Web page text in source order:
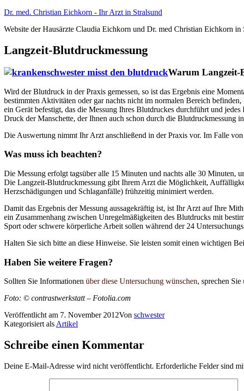
Zum
springen
Dr. med. Christian Eichkorn - Ihr Arzt in Stralsund
Website der Hausärzte Claudia Eichkorn und Dr. med Christian Eichkorn in
Langzeit-Blutdruckmessung
Warum Langzeit-
Wird der Blutdruck in der Praxis gemessen, so ist das Ergebnis eine
bestimmten Aktivitäten oder gar nachts nicht im normalen Bereich
ein Gerät befestigt, das die Messung Ihres Blutdruckes durchführt und
Druck der Manschette, der Ihnen auch schon durch die Blutdruckmessung
Die Auswertung nimmt Ihr Arzt anschließend in der Praxis vor. Im Falle
Was muss ich beachten?
Die Messung erfolgt tagsüber alle 15 Minuten und nachts alle 30 Minuten,
Die Langzeit-Blutdruckmessung gibt Ihrem Arzt die Möglichkeit,
Herzschädigungen und Schlaganfälle) frühzeitig minimiert werden.
Damit das Ergebnis der Messung aussagekräftig ist, ist Ihr Arzt auf Ihre
ein Zusammenhang zwischen Unregelmäßigkeiten des Blutdrucks mit
Sport oder schwere körperliche Arbeit sollen während der 24
Halten Sie sich bitte an diese Hinweise. Sie leisten somit einen wichtigen
Haben Sie weitere Fragen?
Sollten Sie Informationen über diese Untersuchung wünschen, sprechen
Foto: © contrastwerkstatt – Fotolia.com
Veröffentlicht am 7. November 2012Von schwester
Kategorisiert alsArtikel
Schreibe einen Kommentar
Deine E-Mail-Adresse wird nicht veröffentlicht. Erforderliche Felder sind